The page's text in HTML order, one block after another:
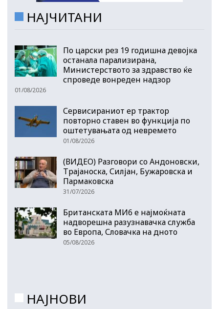
НАЈЧИТАНИ
По царски рез 19 годишна девојка
останала парализирана,
Министерството за здравство ќе
спроведе вонреден надзор
01/08/2026
Сервисираниот ер трактор
повторно ставен во функција по
оштетувањата од невремето
01/08/2026
(ВИДЕО) Разговори со Андоновски,
Трајаноска, Силјан, Бужаровска и
Пармаковска
31/07/2026
Британската МИ6 е најмоќната
надворешна разузнавачка служба
во Европа, Словачка на дното
05/08/2026
НАЈНОВИ